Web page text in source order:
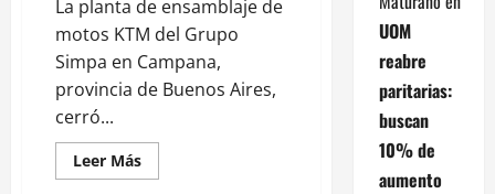
país
La planta de ensamblaje de
motos KTM del Grupo
Simpa en Campana,
provincia de Buenos Aires,
cerró...
Leer MásLeer
más
UOM
reabre
paritarias:
buscan
10% de
aumento